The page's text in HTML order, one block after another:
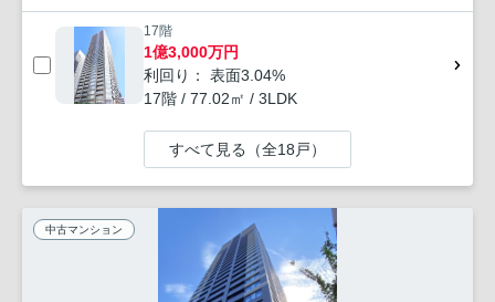
17階
1億3,000万円
利回り： 表面3.04%
17階 / 77.02㎡ / 3LDK
すべて見る（全18戸）
中古マンション